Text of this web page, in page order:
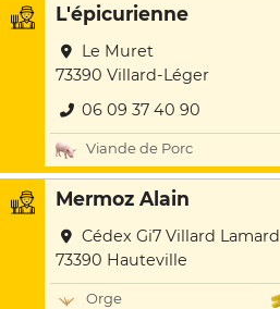
L'épicurienne
Le Muret
73390 Villard-Léger
06 09 37 40 90
Viande de Porc
Mermoz Alain
Cédex Gi7 Villard Lamard
73390 Hauteville
Orge